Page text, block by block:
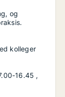
og
kolleger
16.45 ,